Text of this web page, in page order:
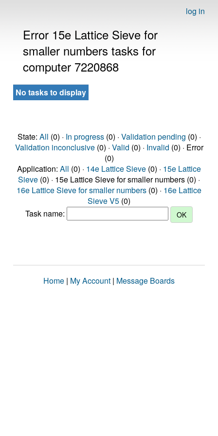
log in
Error 15e Lattice Sieve for
smaller numbers tasks for
computer 7220868
No tasks to display
State: All (0) · In progress(0) · Validation pending (0) ·
Validation inconclusive(0) · Valid (0) · Invalid (0) · Error
(0)
Application: All (0) · 14e Lattice Sieve (0) · 15e Lattice
Sieve (0) · 15e Lattice Sieve for smaller numbers (0) ·
16e Lattice Sieve for smaller numbers (0) · 16e Lattice
Sieve V5 (0)
Task name:
Home | My Account | Message Boards